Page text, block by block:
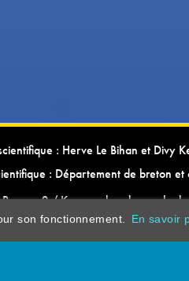
: Herve Le Bihan et Divy
: Département de breton et
Rennes 2 / Kevrenn brezhoneg ha
son fonctionnement. En savoir